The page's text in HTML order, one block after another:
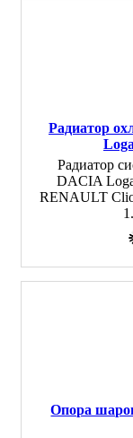
Радиатор
Радиатор
DACIA
RENAULT
Опора